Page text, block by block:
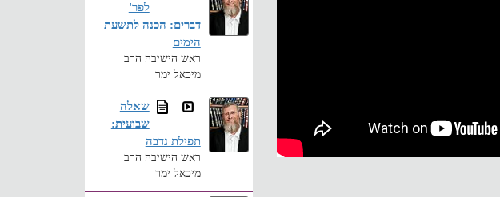
לפר'
דברים: הכנה לתשעת
הימים
ראש הישיבה הרב
מיכאל ימר
שאלה
שבועית:
תפילת נדבה
ראש הישיבה הרב
מיכאל ימר